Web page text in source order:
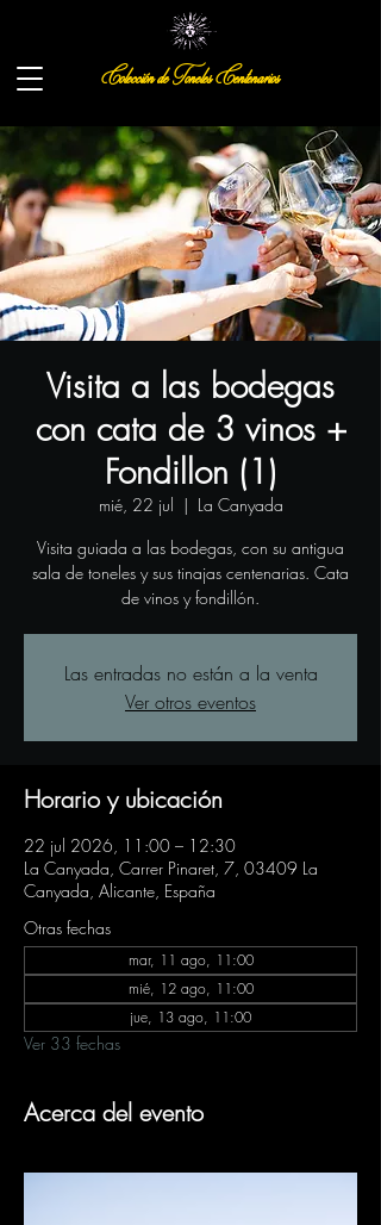
Colección de Toneles Centenarios
Visita a las bodegas
con cata de 3 vinos +
Fondillon (1)
mié, 22 jul
  |
La Canyada
Visita guiada a las bodegas, con su antigua
sala de toneles y sus tinajas centenarias. Cata
de vinos y fondillón.
Las entradas no están a la venta
Ver otros eventos
Horario y ubicación
22 jul 2026, 11:00 – 12:30
La Canyada, Carrer Pinaret, 7, 03409 La
Canyada, Alicante, España
Otras fechas
mar, 11 ago, 11:00
mié, 12 ago, 11:00
jue, 13 ago, 11:00
Ver 33 fechas
Acerca del evento